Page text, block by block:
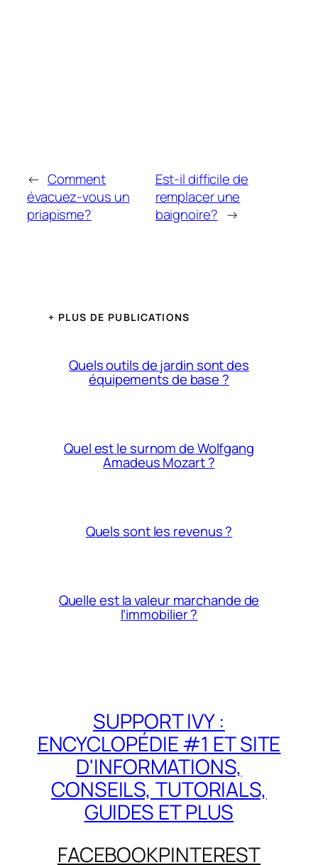
← Comment
évacuez-vous un
priapisme?
Est-il difficile de
remplacer une
baignoire? →
+ PLUS DE PUBLICATIONS
Quels outils de jardin sont des
équipements de base ?
Quel est le surnom de Wolfgang
Amadeus Mozart ?
Quels sont les revenus ?
Quelle est la valeur marchande de
l’immobilier ?
SUPPORT IVY :
ENCYCLOPÉDIE #1 ET SITE
D'INFORMATIONS,
CONSEILS, TUTORIALS,
GUIDES ET PLUS
FACEBOOKPINTEREST